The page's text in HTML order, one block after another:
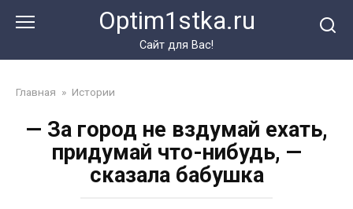
Optim1stka.ru
Сайт для Вас!
Главная » Истории
— За город не вздумай ехать,
придумай что-нибудь, —
сказала бабушка